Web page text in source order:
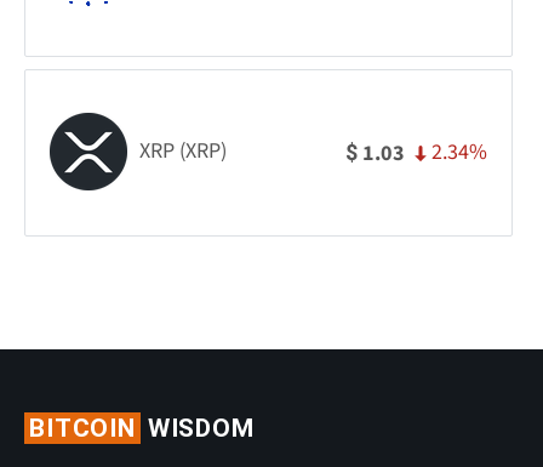
XRP (XRP) $ 1.03 2.34%
BITCOIN WISDOM